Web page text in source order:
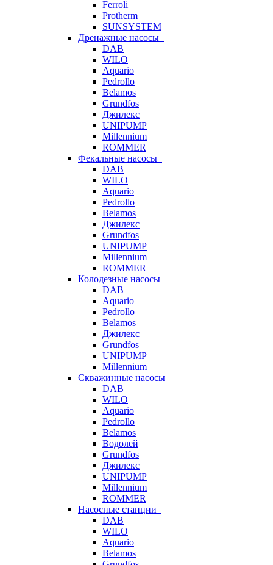
Ferroli
Protherm
SUNSYSTEM
Дренажные насосы
DAB
WILO
Aquario
Pedrollo
Belamos
Grundfos
Джилекс
UNIPUMP
Millennium
ROMMER
Фекальные насосы
DAB
WILO
Aquario
Pedrollo
Belamos
Джилекс
Grundfos
UNIPUMP
Millennium
ROMMER
Колодезные насосы
DAB
Aquario
Pedrollo
Belamos
Джилекс
Grundfos
UNIPUMP
Millennium
Скважинные насосы
DAB
WILO
Aquario
Pedrollo
Belamos
Водолей
Grundfos
Джилекс
UNIPUMP
Millennium
ROMMER
Насосные станции
DAB
WILO
Aquario
Belamos